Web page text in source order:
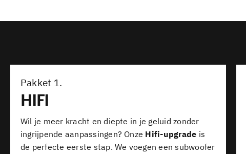
Pakket 1.
HIFI
Wil je meer kracht en diepte in je geluid zonder
ingrijpende aanpassingen? Onze Hifi-upgrade is
de perfecte eerste stap. We voegen een subwoofer